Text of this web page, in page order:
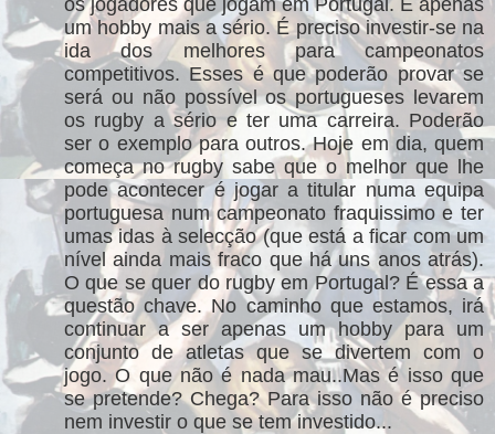
um hobby mais a sério. É preciso investir-se na
ida dos melhores para campeonatos
competitivos. Esses é que poderão provar se
será ou não possível os portugueses levarem
os rugby a sério e ter uma carreira. Poderão
ser o exemplo para outros. Hoje em dia, quem
começa no rugby sabe que o melhor que lhe
pode acontecer é jogar a titular numa equipa
portuguesa num campeonato fraquissimo e ter
umas idas à selecção (que está a ficar com um
nível ainda mais fraco que há uns anos atrás).
O que se quer do rugby em Portugal? É essa a
questão chave. No caminho que estamos, irá
continuar a ser apenas um hobby para um
conjunto de atletas que se divertem com o
jogo. O que não é nada mau..Mas é isso que
se pretende? Chega? Para isso não é preciso
nem investir o que se tem investido...